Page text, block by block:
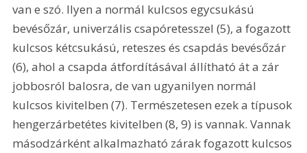
van e szó. Ilyen a normál kulcsos egycsukású
bevésőzár, univerzális csapóretesszel (5), a fogazott
kulcsos kétcsukású, reteszes és csapdás bevésőzár
(6), ahol a csapda átfordításával állítható át a zár
jobbosról balosra, de van ugyanilyen normál
kulcsos kivitelben (7). Természetesen ezek a típusok
hengerzárbetétes kivitelben (8, 9) is vannak. Vannak
másodzárként alkalmazható zárak fogazott kulcsos